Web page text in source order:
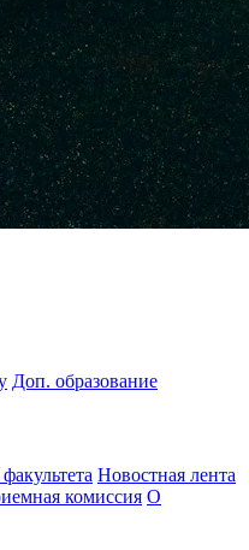
Доп. образование
Новостная лента
комиссия О